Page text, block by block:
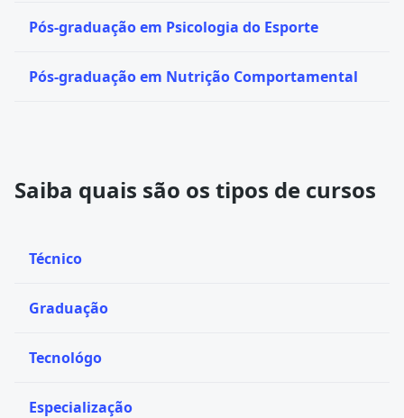
Pós-graduação em Psicologia do Esporte
Pós-graduação em Nutrição Comportamental
Saiba quais são os tipos de cursos
Técnico
Graduação
Tecnológo
Especialização